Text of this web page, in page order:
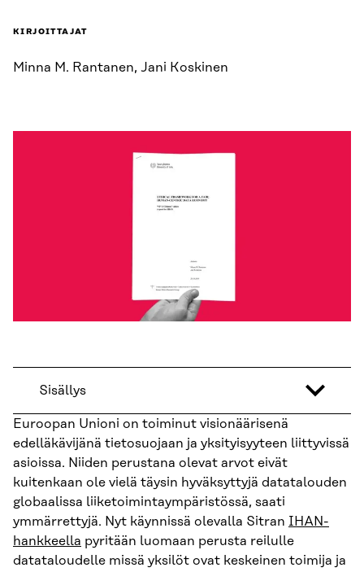
KIRJOITTAJAT
Minna M. Rantanen, Jani Koskinen
Sisällys
Euroopan Unioni on toiminut visionäärisenä
edelläkävijänä tietosuojaan ja yksityisyyteen liittyvissä
asioissa. Niiden perustana olevat arvot eivät
kuitenkaan ole vielä täysin hyväksyttyjä datatalouden
globaalissa liiketoimintaympäristössä, saati
ymmärrettyjä. Nyt käynnissä olevalla Sitran IHAN-
hankkeella pyritään luomaan perusta reilulle
datataloudelle missä yksilöt ovat keskeinen toimija ja